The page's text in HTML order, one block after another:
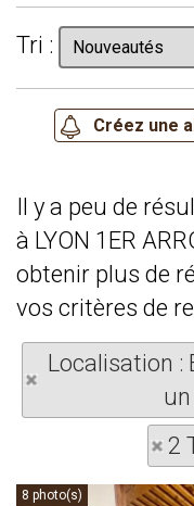
Tri :
Il y a peu de
à LYON 1ER
obtenir plus de
vos critères de
Localisation :
2
8 photo(s)